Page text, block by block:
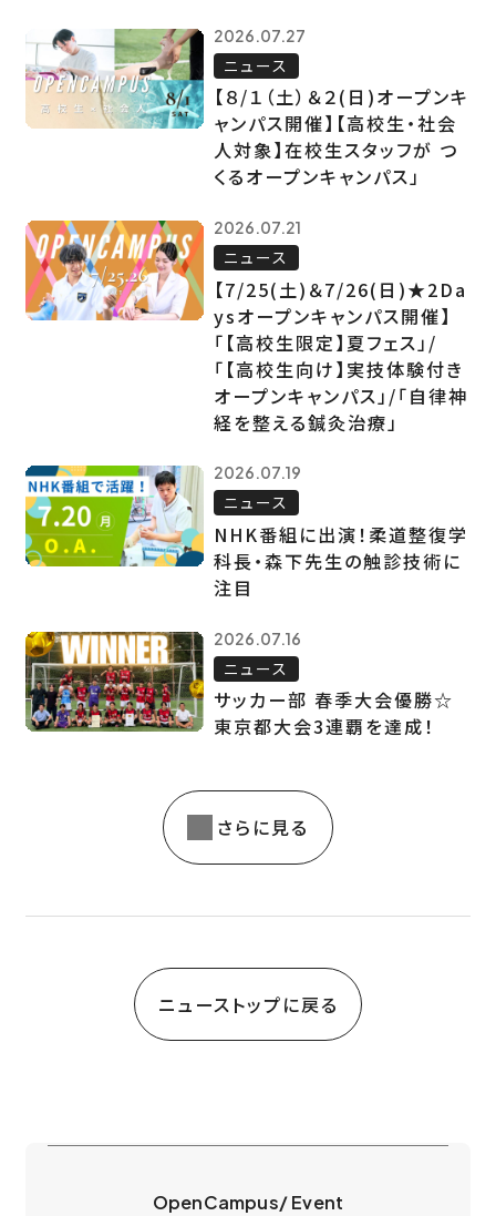
2026.07.27
ニュース
【８/１（土）＆２(日)オープンキ
ャンパス開催】【高校生・社会
人対象】在校生スタッフが つ
くるオープンキャンパス」
2026.07.21
ニュース
【7/25(土)＆7/26(日)★2Da
ysオープンキャンパス開催】
「【高校生限定】夏フェス」/
「【高校生向け】実技体験付き
オープンキャンパス」/「自律神
経を整える鍼灸治療」
2026.07.19
ニュース
NHK番組に出演！柔道整復学
科長・森下先生の触診技術に
注目
2026.07.16
ニュース
サッカー部 春季大会優勝☆
東京都大会3連覇を達成！
さらに見る
ニューストップに戻る
OpenCampus/ Event